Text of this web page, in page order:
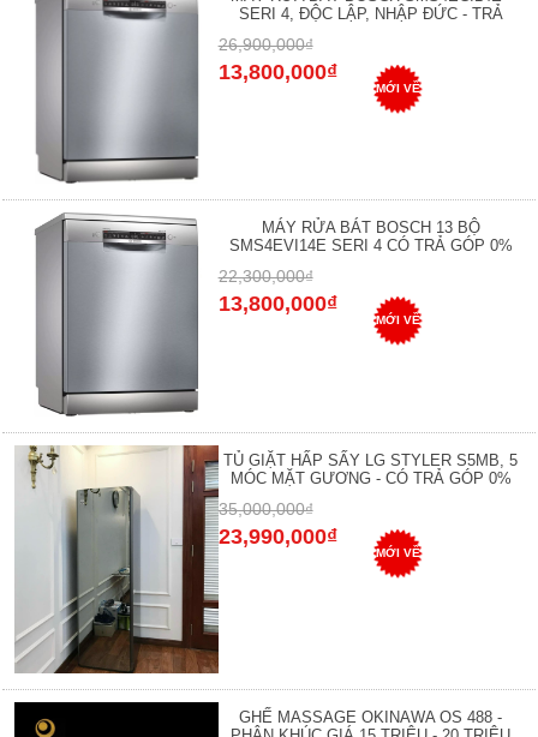
SERI 4, ĐỘC LẬP, NHẬP ĐỨC - TRẢ
26,900,000₫
13,800,000₫
MỚI VỀ
MÁY RỬA BÁT BOSCH 13 BỘ
SMS4EVI14E SERI 4 CÓ TRẢ GÓP 0%
22,300,000₫
13,800,000₫
MỚI VỀ
TỦ GIẶT HẤP SẤY LG STYLER S5MB, 5
MÓC MẶT GƯƠNG - CÓ TRẢ GÓP 0%
35,000,000₫
23,990,000₫
MỚI VỀ
GHẾ MASSAGE OKINAWA OS 488 -